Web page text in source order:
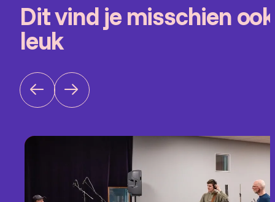
Dit vind je misschien ook
leuk